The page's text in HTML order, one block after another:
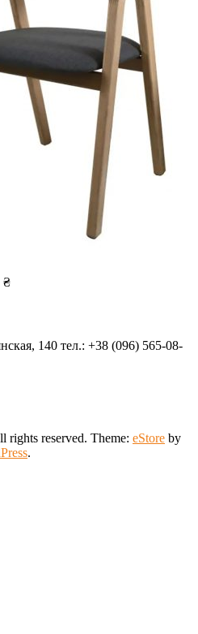
₴
140 тел.: +38 (096) 565-08-
rights reserved. Theme: eStore by
.